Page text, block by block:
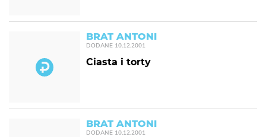
BRAT ANTONI
DODANE 10.12.2001
Ciasta i torty
BRAT ANTONI
DODANE 10.12.2001